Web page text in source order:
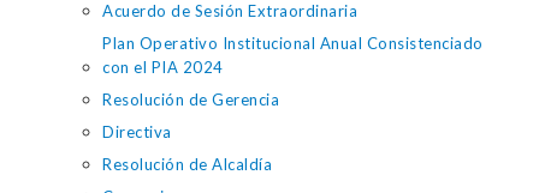
Acuerdo de Sesión Extraordinaria
Plan Operativo Institucional Anual Consistenciado
con el PIA 2024
Resolución de Gerencia
Directiva
Resolución de Alcaldía